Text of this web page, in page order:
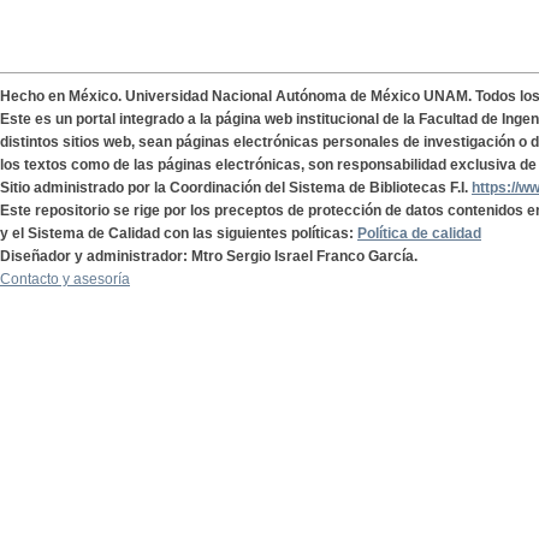
Hecho en México. Universidad Nacional Autónoma de México UNAM. Todos
Este es un portal integrado a la página web institucional de la Facultad de
distintos sitios web, sean páginas electrónicas personales de investigación o
los textos como de las páginas electrónicas, son responsabilidad exclusiva
Sitio administrado por la Coordinación del Sistema de Bibliotecas F.I. https://
Este repositorio se rige por los preceptos de protección de datos contenidos
y el Sistema de Calidad con las siguientes políticas: Política de calidad
Diseñador y administrador: Mtro Sergio Israel Franco García.
Contacto y asesoría